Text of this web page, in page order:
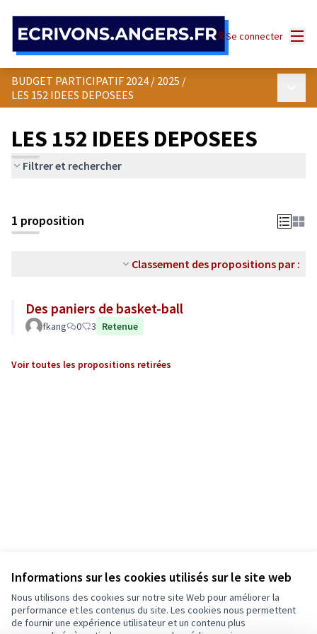
Informations sur les cookies utilisés sur le site web
Nous utilisons des cookies sur notre site Web pour améliorer la
performance et les contenus du site. Les cookies nous permettent
de fournir une expérience utilisateur et un contenu plus
Se connecter
BUDGET PARTICIPATIF 2024 / 2025 /
LES 152 IDEES DEPOSEES
LES 152 IDEES DEPOSEES
Filtrer et rechercher
1 proposition
Classement des propositions par :
Des paniers de basket-ball
fkang 0 3 Retenue
Voir toutes les propositions retirées